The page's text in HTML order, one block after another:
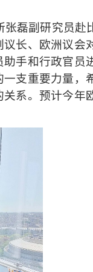
磊副研究员赴
长、欧洲议会
手和行政官员
支重要力量，
系。预计今年